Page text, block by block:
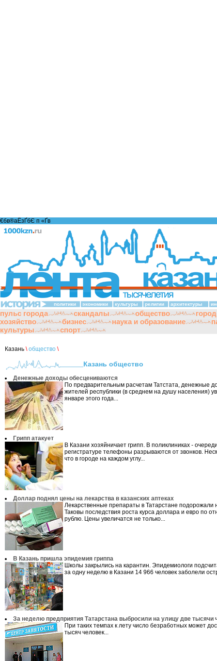
€бв®аЁзҐбЄ п «Ґ­в
политики экономики культуры религии архитектуры
пульс города скандалы общество
хозяйство
бизнес наука и образование
культуры
спорт
Казань \ общество \
Казань общество
Денежные доходы обесцениваются
По предварительным расчетам Татстата, денежные
жителей республики (в среднем на душу населения)
январе этого года...
Грипп атакует
В Казани хозяйничает грипп. В поликлиниках -
регистратуре телефоны разрываются от звонков.
что в городе на каждом углу...
Доллар поднял цены на лекарства в казанских аптеках
Лекарственные препараты в Татарстане подорожали
Таковы последствия роста курса доллара и евро по
рублю. Цены увеличатся не только...
В Казань пришла эпидемия гриппа
Школы закрылись на карантин. Эпидемиологи
за одну неделю в Казани 14 966 человек заболели
За неделю предприятия Татарстана выбросили на улицу две тысячи
При таких темпах к лету число безработных может
тысяч человек...